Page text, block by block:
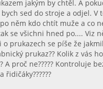
jakým by chtěl. A
sed do stroje a odjel. V
něm kdo chtít muže a co
se všichni hned po.... Viz
o prukazech se píše že
prukaz?? Kolik z vás ho
proč ne????? Kontroluje